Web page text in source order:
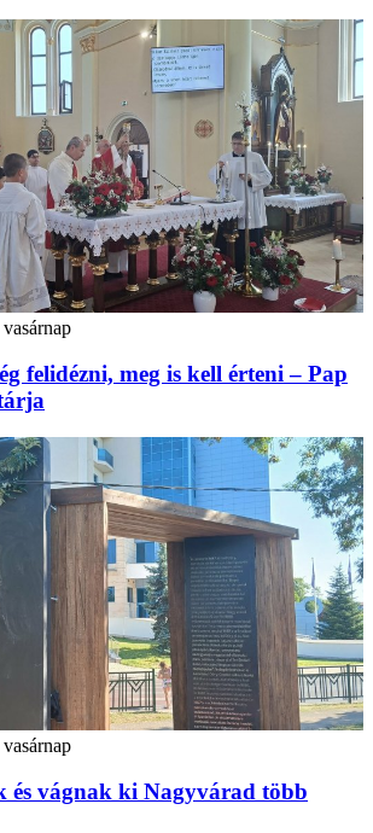
felidézni, meg is kell érteni – Pap
és vágnak ki Nagyvárad több